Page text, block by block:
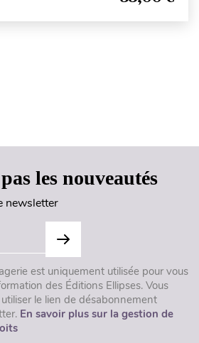
les nouveautés
newsletter
est uniquement utilisée pour vous
des Éditions Ellipses. Vous
le lien de désabonnement
En savoir plus sur la gestion de